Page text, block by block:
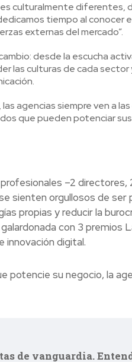
culturalmente diferentes,
tiempo al conocer
externas del mercado”.
desde la escucha
las culturas de cada
agencias siempre ven a
que pueden potenciar
–2 directores,
sienten orgullosos de ser
propias y reducir la
con 3 premios
innovación digital.
potencie su negocio, la
de vanguardia.